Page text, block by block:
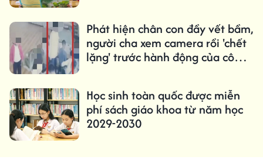
Phát hiện chân con đầy vết bầm,
người cha xem camera rồi 'chết
lặng' trước hành động của cô
Học sinh toàn quốc được miễn
phí sách giáo khoa từ năm học
2029-2030